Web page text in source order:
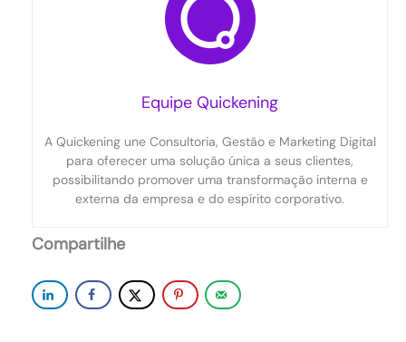
Equipe Quickening
A Quickening une Consultoria, Gestão e Marketing Digital
para oferecer uma solução única a seus clientes,
possibilitando promover uma transformação interna e
externa da empresa e do espírito corporativo.
Compartilhe